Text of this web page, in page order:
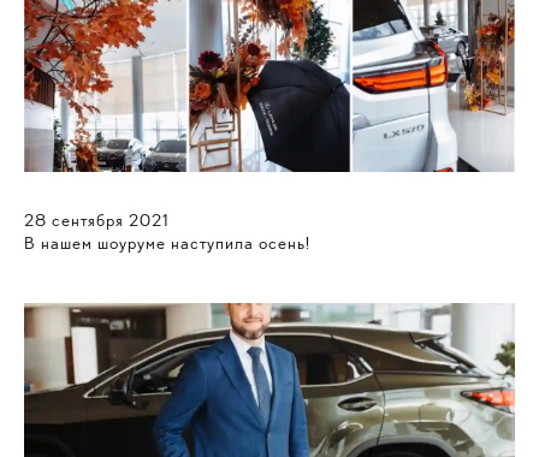
28 сентября 2021
В нашем шоуруме наступила осень!